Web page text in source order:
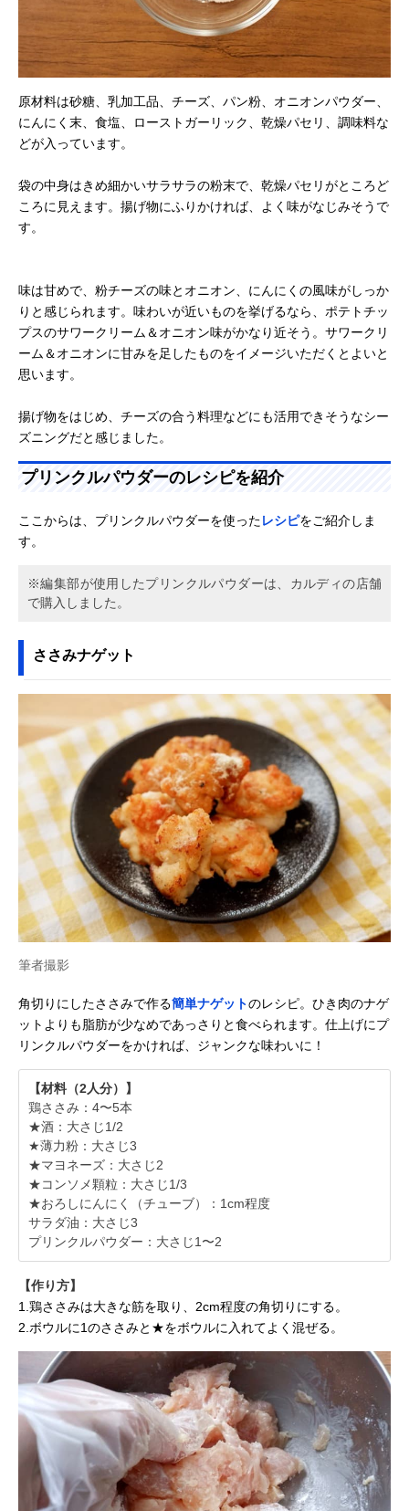
原材料は砂糖、乳加工品、チーズ、パン粉、オニオンパウダー、
にんにく末、食塩、ローストガーリック、乾燥パセリ、調味料な
どが入っています。
袋の中身はきめ細かいサラサラの粉末で、乾燥パセリがところど
ころに見えます。揚げ物にふりかければ、よく味がなじみそうで
す。
味は甘めで、粉チーズの味とオニオン、にんにくの風味がしっか
りと感じられます。味わいが近いものを挙げるなら、ポテトチッ
プスのサワークリーム＆オニオン味がかなり近そう。サワークリ
ーム＆オニオンに甘みを足したものをイメージいただくとよいと
思います。
揚げ物をはじめ、チーズの合う料理などにも活用できそうなシー
ズニングだと感じました。
プリンクルパウダーのレシピを紹介
ここからは、プリンクルパウダーを使ったレシピをご紹介しま
す。
※編集部が使用したプリンクルパウダーは、カルディの店舗
で購入しました。
ささみナゲット
筆者撮影
角切りにしたささみで作る簡単ナゲットのレシピ。ひき肉のナゲ
ットよりも脂肪が少なめであっさりと食べられます。仕上げにプ
リンクルパウダーをかければ、ジャンクな味わいに！
【材料（2人分）】
鶏ささみ：4〜5本
★酒：大さじ1/2
★薄力粉：大さじ3
★マヨネーズ：大さじ2
★コンソメ顆粒：大さじ1/3
★おろしにんにく（チューブ）：1cm程度
サラダ油：大さじ3
プリンクルパウダー：大さじ1〜2
【作り方】
1.鶏ささみは大きな筋を取り、2cm程度の角切りにする。
2.ボウルに1のささみと★をボウルに入れてよく混ぜる。